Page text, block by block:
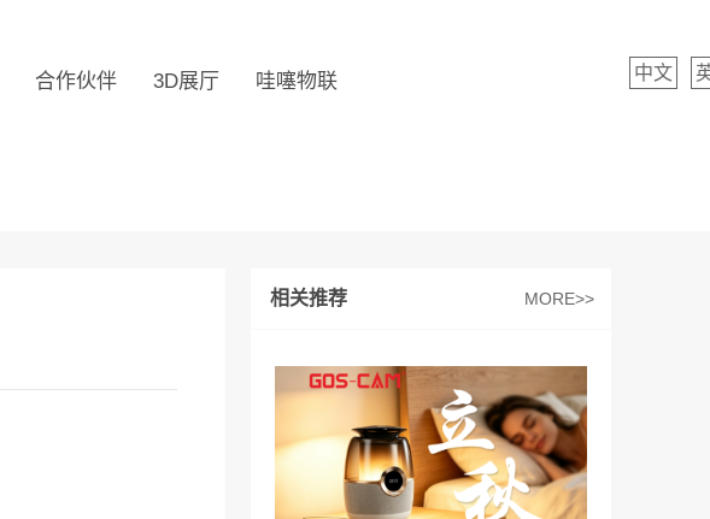
合作伙伴 3D展厅 哇噻物联 中文
相关推荐 MORE>>